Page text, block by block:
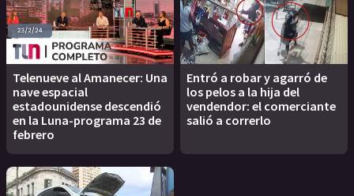
Telenueve al Amanecer: Una
nave espacial
estadounidense descendió
en la Luna-programa 23 de
febrero
Entró a robar y agarró de
los pelos a la hija del
vendendor: el comerciante
salió a correrlo